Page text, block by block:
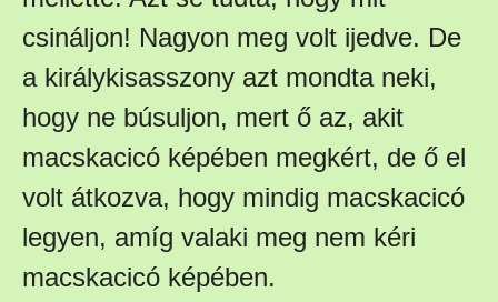
csináljon! Nagyon meg volt ijedve. De
a királykisasszony azt mondta neki,
hogy ne búsuljon, mert ő az, akit
macskacicó képében megkért, de ő el
volt átkozva, hogy mindig macskacicó
legyen, amíg valaki meg nem kéri
macskacicó képében.